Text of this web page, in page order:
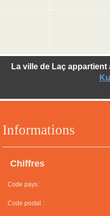
Informations
Chiffres
Code pays :
Code postal :
La ville de Laç appartient